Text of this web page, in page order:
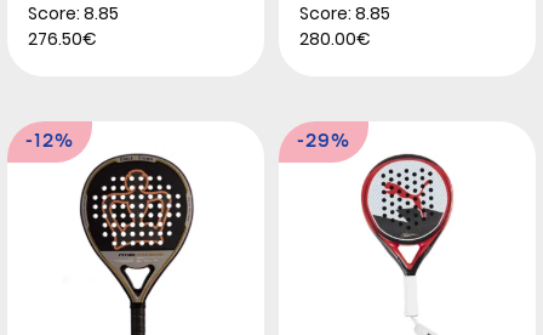
Score: 8.85
276.50€
Score: 8.85
280.00€
-12% -29%